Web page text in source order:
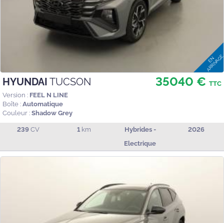
HYUNDAI TUCSON
Version : FEEL N LINE
Boîte : Automatique
Couleur : Shadow Grey
35040 € TTC
239 CV 1 km
Hybrides -
Electrique
2026